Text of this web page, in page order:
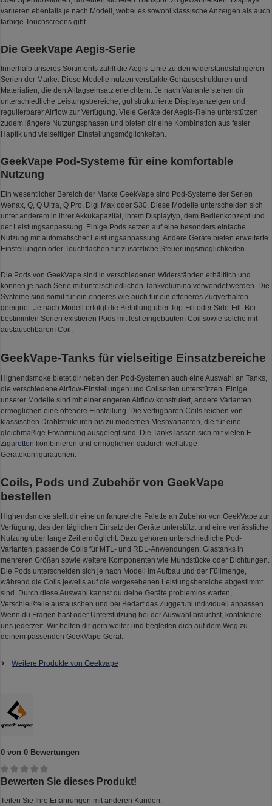
variieren ebenfalls je nach Modell, wobei es sowohl klassische Anzeigen als auch
farbige Touchscreens gibt.
Die GeekVape Aegis-Serie
Innerhalb unseres Sortiments zählt die Aegis-Linie zu den widerstandsfähigeren
Serien der Marke. Diese Modelle nutzen verstärkte Gehäusestrukturen und
Materialien, die den Alltagseinsatz erleichtern. Je nach Variante stehen dir
unterschiedliche Leistungsbereiche, gut strukturierte Displayanzeigen und
regulierbarer Airflow zur Verfügung. Viele Geräte der Aegis-Reihe unterstützen
zudem längere Nutzungsphasen und bieten dir eine Kombination aus fester
Haptik und vielseitigen Einstellungsmöglichkeiten.
GeekVape Pod-Systeme für eine komfortable
Nutzung
Ein wesentlicher Bereich der Marke GeekVape sind Pod-Systeme der Serien
Wenax, Q, Q Ultra, Q Pro, Digi Max oder S30. Diese Modelle unterscheiden sich
unter anderem in ihrer Akkukapazität, ihrem Displaytyp, dem Bedienkonzept und
der Leistungsanpassung. Einige Pods setzen auf eine besonders einfache
Nutzung mit automatischer Leistungsanpassung. Andere Geräte bieten erweiterte
Einstellungen oder Touchflächen für zusätzliche Steuerungsmöglichkeiten.
Die Pods von GeekVape sind in verschiedenen Widerständen erhältlich und
können je nach Serie mit unterschiedlichen Tankvolumina verwendet werden. Die
Systeme sind somit für ein engeres wie auch für ein offeneres Zugverhalten
geeignet. Je nach Modell erfolgt die Befüllung über Top-Fill oder Side-Fill. Bei
bestimmten Serien existieren Pods mit fest eingebautem Coil sowie solche mit
austauschbarem Coil.
GeekVape-Tanks für vielseitige Einsatzbereiche
Highendsmoke bietet dir neben den Pod-Systemen auch eine Auswahl an Tanks,
die verschiedene Airflow-Einstellungen und Coilserien unterstützen. Einige
unserer Modelle sind mit einer engeren Airflow konstruiert, andere Varianten
ermöglichen eine offenere Einstellung. Die verfügbaren Coils reichen von
klassischen Drahtstrukturen bis zu modernen Meshvarianten, die für eine
gleichmäßige Erwärmung ausgelegt sind. Die Tanks lassen sich mit vielen E-
Zigaretten kombinieren und ermöglichen dadurch vielfältige
Gerätekonfigurationen.
Coils, Pods und Zubehör von GeekVape
bestellen
Highendsmoke stellt dir eine umfangreiche Palette an Zubehör von GeekVape zur
Verfügung, das den täglichen Einsatz der Geräte unterstützt und eine verlässliche
Nutzung über lange Zeit ermöglicht. Dazu gehören unterschiedliche Pod-
Varianten, passende Coils für MTL- und RDL-Anwendungen, Glastanks in
mehreren Größen sowie weitere Komponenten wie Mundstücke oder Dichtungen.
Die Pods unterscheiden sich je nach Modell im Aufbau und der Füllmenge,
während die Coils jeweils auf die vorgesehenen Leistungsbereiche abgestimmt
sind. Durch diese Auswahl kannst du deine Geräte problemlos warten,
Verschleißteile austauschen und bei Bedarf das Zuggefühl individuell anpassen.
Wenn du Fragen hast oder Unterstützung bei der Auswahl brauchst, kontaktiere
uns jederzeit. Wir helfen dir gern weiter und begleiten dich auf dem Weg zu
deinem passenden GeekVape-Gerät.
Weitere Produkte von Geekvape
0 von 0 Bewertungen
Durchschnittliche Bewertung von 0 von 5 Sternen
Bewerten Sie dieses Produkt!
Teilen Sie Ihre Erfahrungen mit anderen Kunden.